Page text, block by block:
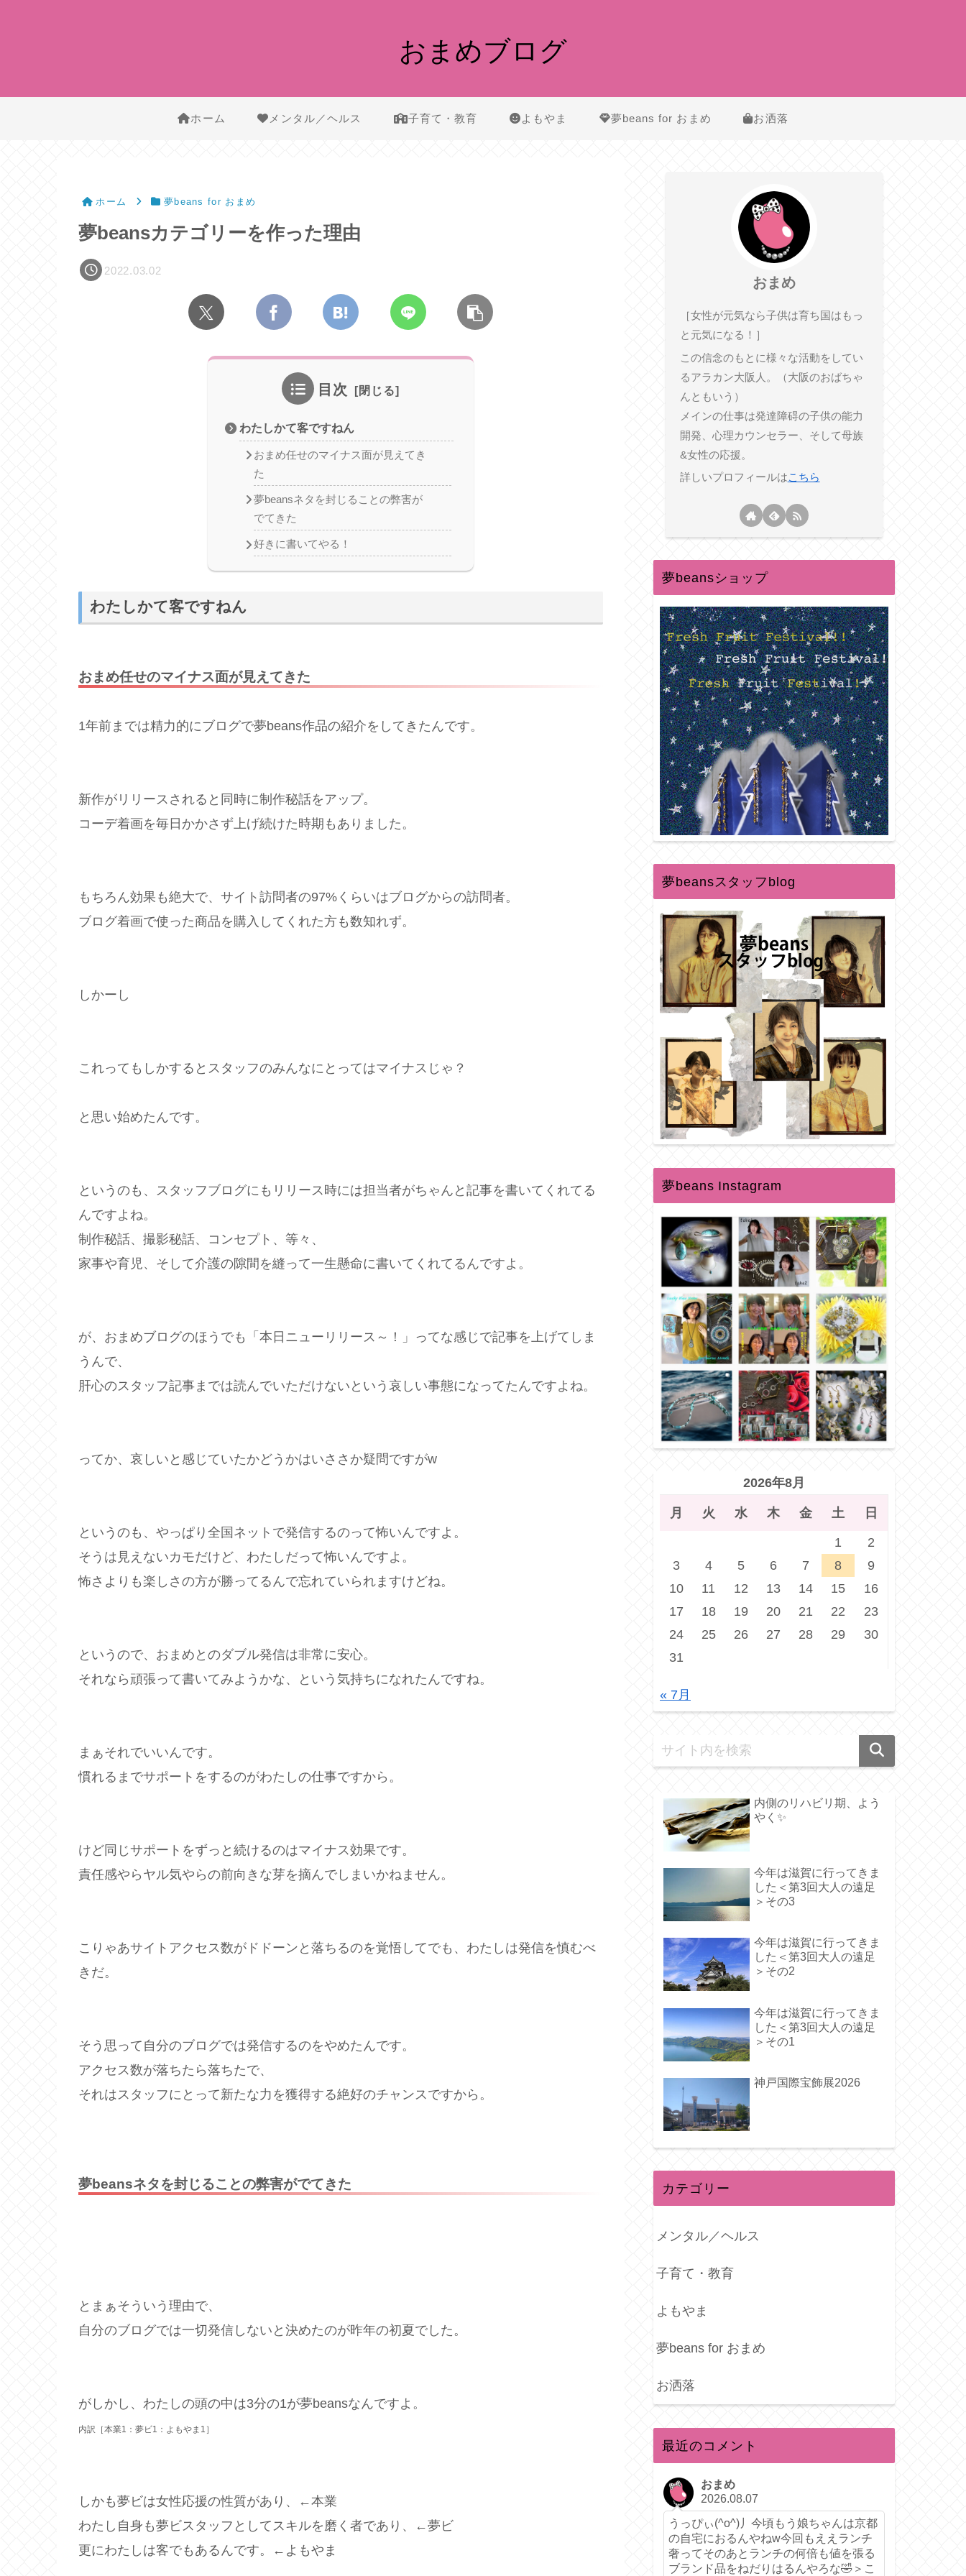
おまめブログ
ホーム メンタル／ヘルス 子育て・教育 よもやま 夢beans for おまめ お洒落
ホーム 夢beans for おまめ
夢beansカテゴリーを作った理由
2022.03.02
目次
わたしかて客ですねん
おまめ任せのマイナス面が見えてき
た
夢beansネタを封じることの弊害が
でてきた
好きに書いてやる！
わたしかて客ですねん
おまめ任せのマイナス面が見えてきた
1年前までは精力的にブログで夢beans作品の紹介をしてきたんです。
新作がリリースされると同時に制作秘話をアップ。
コーデ着画を毎日かかさず上げ続けた時期もありました。
もちろん効果も絶大で、サイト訪問者の97%くらいはブログからの訪問者。
ブログ着画で使った商品を購入してくれた方も数知れず。
しかーし
これってもしかするとスタッフのみんなにとってはマイナスじゃ？
と思い始めたんです。
というのも、スタッフブログにもリリース時には担当者がちゃんと記事を書いてくれてる
んですよね。
制作秘話、撮影秘話、コンセプト、等々、
家事や育児、そして介護の隙間を縫って一生懸命に書いてくれてるんですよ。
が、おまめブログのほうでも「本日ニューリリース～！」ってな感じで記事を上げてしま
うんで、
肝心のスタッフ記事までは読んでいただけないという哀しい事態になってたんですよね。
ってか、哀しいと感じていたかどうかはいささか疑問ですがw
というのも、やっぱり全国ネットで発信するのって怖いんですよ。
そうは見えないカモだけど、わたしだって怖いんですよ。
怖さよりも楽しさの方が勝ってるんで忘れていられますけどね。
というので、おまめとのダブル発信は非常に安心。
それなら頑張って書いてみようかな、という気持ちになれたんですね。
まぁそれでいいんです。
慣れるまでサポートをするのがわたしの仕事ですから。
けど同じサポートをずっと続けるのはマイナス効果です。
責任感やらヤル気やらの前向きな芽を摘んでしまいかねません。
こりゃあサイトアクセス数がドドーンと落ちるのを覚悟してでも、わたしは発信を慎むべ
きだ。
そう思って自分のブログでは発信するのをやめたんです。
アクセス数が落ちたら落ちたで、
それはスタッフにとって新たな力を獲得する絶好のチャンスですから。
夢beansネタを封じることの弊害がでてきた
とまぁそういう理由で、
自分のブログでは一切発信しないと決めたのが昨年の初夏でした。
がしかし、わたしの頭の中は3分の1が夢beansなんですよ。
内訳［本業1：夢ビ1：よもやま1］
しかも夢ビは女性応援の性質があり、←本業
わたし自身も夢ビスタッフとしてスキルを磨く者であり、←夢ビ
更にわたしは客でもあるんです。←よもやま
おまめ
［女性が元気なら子供は育ち国はもっ
と元気になる！］
この信念のもとに様々な活動をしてい
るアラカン大阪人。（大阪のおばちゃ
んともいう）
メインの仕事は発達障碍の子供の能力
開発、心理カウンセラー、そして母族
&女性の応援。
詳しいプロフィールはこちら
夢beansショップ
夢beansスタッフblog
夢beans Instagram
2026年8月
月 火 水 木 金 土 日
1
2
3
4 5 6 7 8
9
10
11 12 13 14 15
16
17
18 19 20 21 22
23
24
25 26 27 28 29
30
31
« 7月
内側のリハビリ期、よう
やく✨️
今年は滋賀に行ってきま
した＜第3回大人の遠足
＞その3
今年は滋賀に行ってきま
した＜第3回大人の遠足
＞その2
今年は滋賀に行ってきま
した＜第3回大人の遠足
＞その1
神戸国際宝飾展2026
カテゴリー
メンタル／ヘルス
子育て・教育
よもやま
夢beans for おまめ
お洒落
最近のコメント
おまめ
2026.08.07
うっぴぃ(^o^)丿今頃もう娘ちゃんは京都
の自宅におるんやねw今回もええランチ
奢ってそのあとランチの何倍も値を張る
ブランド品をねだりはるんやろな🤣＞こ